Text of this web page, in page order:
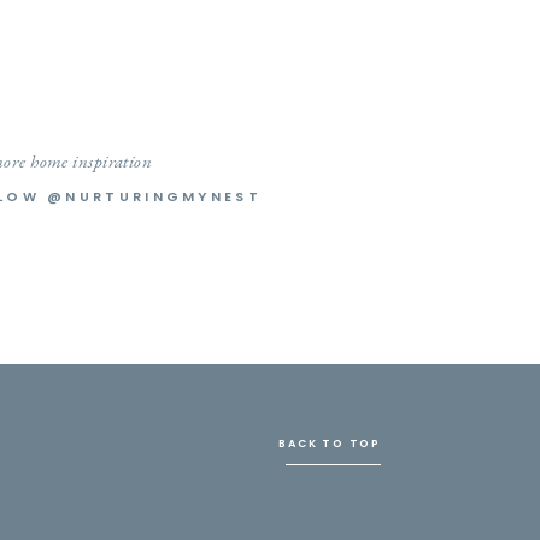
@NURTURINGMYNEST
home inspiration
BACK TO TOP